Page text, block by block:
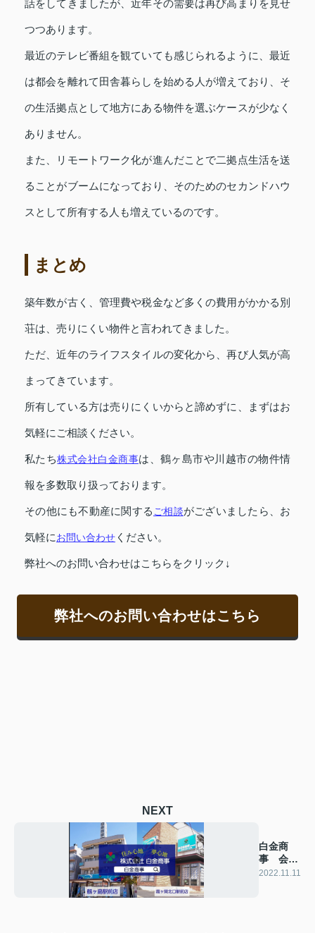
話をしてきましたが、近年その需要は再び高まりを見せ
つつあります。
最近のテレビ番組を観ていても感じられるように、最近
は都会を離れて田舎暮らしを始める人が増えており、そ
の生活拠点として地方にある物件を選ぶケースが少なく
ありません。
また、リモートワーク化が進んだことで二拠点生活を送
ることがブームになっており、そのためのセカンドハウ
スとして所有する人も増えているのです。
まとめ
築年数が古く、管理費や税金など多くの費用がかかる別
荘は、売りにくい物件と言われてきました。
ただ、近年のライフスタイルの変化から、再び人気が高
まってきています。
所有している方は売りにくいからと諦めずに、まずはお
気軽にご相談ください。
私たち株式会社白金商事は、鶴ヶ島市や川越市の物件情
報を多数取り扱っております。
その他にも不動産に関する ご相談がございましたら、お
気軽にお問い合わせ ください。
弊社へのお問い合わせはこちらをクリック↓
弊社へのお問い合わせはこちら
NEXT
白金商
事 会社
紹介動画
2022.11.11